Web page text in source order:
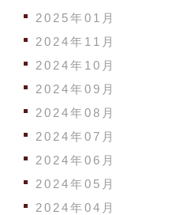
2025年01月
2024年11月
2024年10月
2024年09月
2024年08月
2024年07月
2024年06月
2024年05月
2024年04月